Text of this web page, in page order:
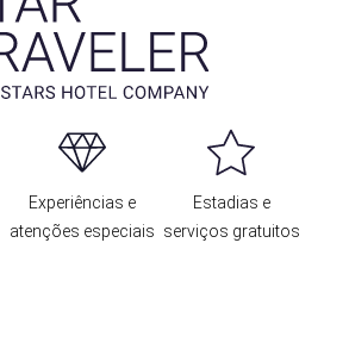
Experiências e
atenções especiais
Estadias e
serviços gratuitos